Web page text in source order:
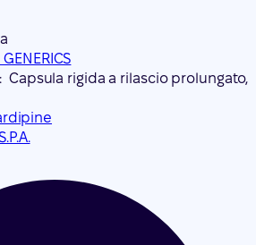
Capsula rigida a rilascio prolungato,